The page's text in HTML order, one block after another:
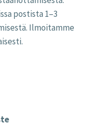
postista 1–3
Ilmoitamme